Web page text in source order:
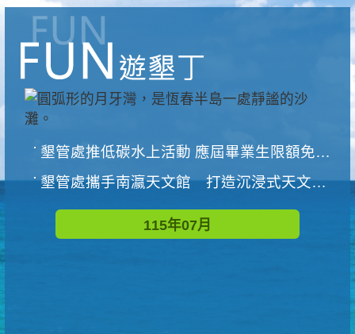
墾管處推低碳水上活動 應屆畢業生限額免費參加
墾管處攜手南瀛天文館 打造沉浸式天文探索營隊
115年07月